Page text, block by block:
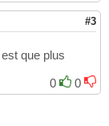
#3
que plus
0
0